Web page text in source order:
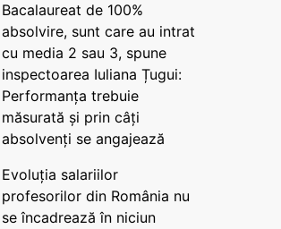
Bacalaureat de 100%
absolvire, sunt care au intrat
cu media 2 sau 3, spune
inspectoarea Iuliana Țugui:
Performanța trebuie
măsurată și prin câți
absolvenți se angajează
Evoluția salariilor
profesorilor din România nu
se încadrează în niciun